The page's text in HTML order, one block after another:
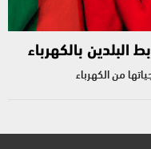
البلدين بالكهرباء
من الكهرباء